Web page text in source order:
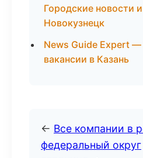
Городские новости
Новокузнецк
News Guide Expert —
вакансии в Казань
← Все компании в
федеральный округ